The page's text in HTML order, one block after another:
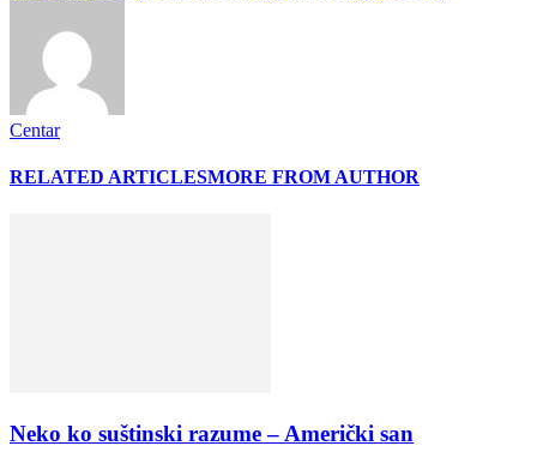
Centar
RELATED ARTICLESMORE FROM AUTHOR
Neko ko suštinski razume – Američki san